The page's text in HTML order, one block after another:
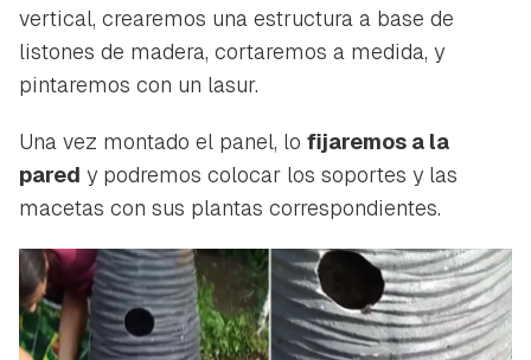
vertical, crearemos una estructura a base de
listones de madera, cortaremos a medida, y
pintaremos con un lasur.
Una vez montado el panel, lo fijaremos a la
pared y podremos colocar los soportes y las
macetas con sus plantas correspondientes.